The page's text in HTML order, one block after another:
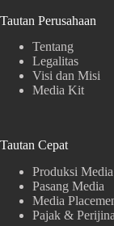
Tautan Perusahaan
Tentang
Legalitas
Visi dan Misi
Media Kit
Tautan Cepat
Produksi Media
Pasang Media
Media
Pajak &